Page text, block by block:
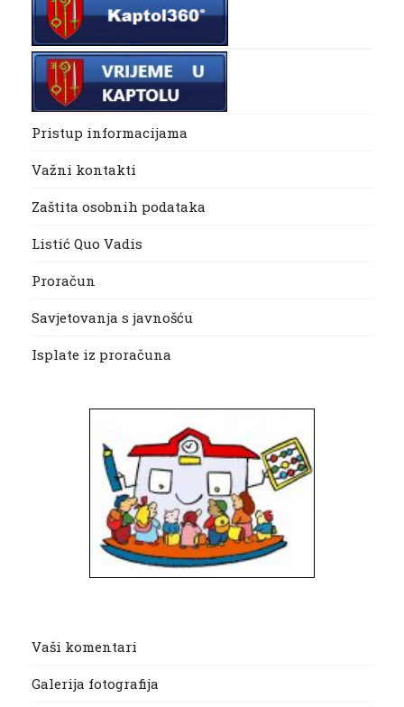
Pristup informacijama
Važni kontakti
Zaštita osobnih podataka
Listić Quo Vadis
Proračun
Savjetovanja s javnošću
Isplate iz proračuna
Vaši komentari
Galerija fotografija